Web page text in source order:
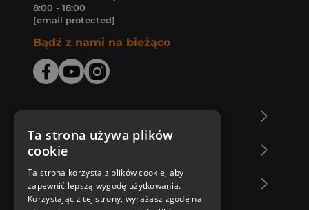
8:00 - 18:00
[email protected]
Bądź z nami na bieżąco
Zakupy u nas
Nasza oferta
Ta strona używa plików
cookie
Ta strona korzysta z plików cookie, aby
zapewnić lepszą wygodę użytkowania.
Korzystając z tej strony, wyrażasz zgodę na